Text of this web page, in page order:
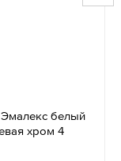
белый
хром 4